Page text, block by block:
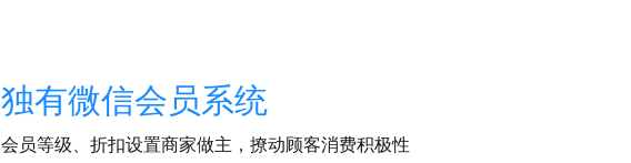
独有微信会员系统
会员等级、折扣设置商家做主，撩动顾客消费积极性